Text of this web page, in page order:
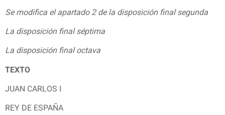
Se modifica el apartado 2 de la disposición final segunda
La disposición final séptima
La disposición final octava
TEXTO
JUAN CARLOS I
REY DE ESPAÑA